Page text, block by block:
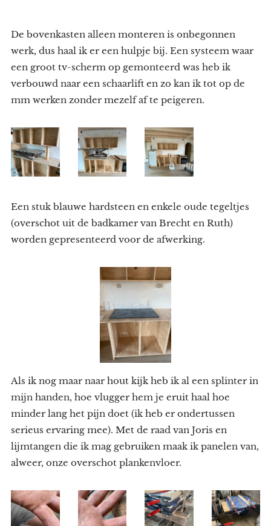
De bovenkasten alleen monteren is onbegonnen
werk, dus haal ik er een hulpje bij. Een systeem waar
een groot tv-scherm op gemonteerd was heb ik
verbouwd naar een schaarlift en zo kan ik tot op de
mm werken zonder mezelf af te peigeren.
Een stuk blauwe hardsteen en enkele oude tegeltjes
(overschot uit de badkamer van Brecht en Ruth)
worden gepresenteerd voor de afwerking.
Als ik nog maar naar hout kijk heb ik al een splinter in
mijn handen, hoe vlugger hem je eruit haal hoe
minder lang het pijn doet (ik heb er ondertussen
serieus ervaring mee). Met de raad van Joris en
lijmtangen die ik mag gebruiken maak ik panelen van,
alweer, onze overschot plankenvloer.